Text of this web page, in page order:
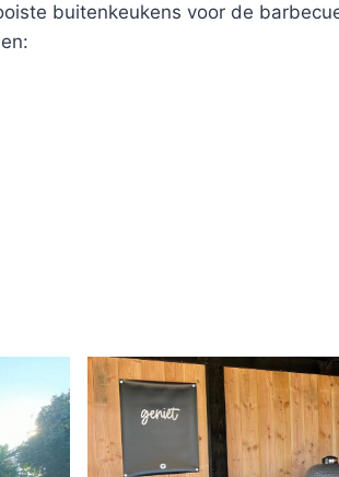
buitenkeukens voor de